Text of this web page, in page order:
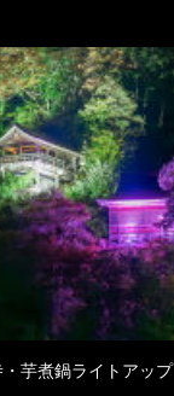
・芋煮鍋ライトアップ